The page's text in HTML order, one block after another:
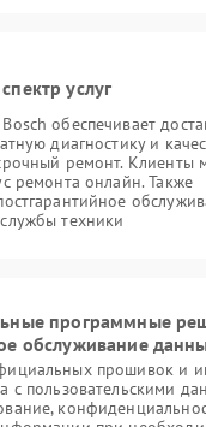
услуг
обеспечивает
диагностику и
ремонт. Клиенты
ремонта онлайн. Также
техники
программные
обслуживание
прошивок и
с пользовательскими